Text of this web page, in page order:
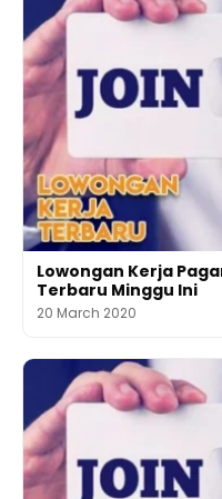
Lowongan Kerja
Terbaru Minggu Ini
20 March 2020